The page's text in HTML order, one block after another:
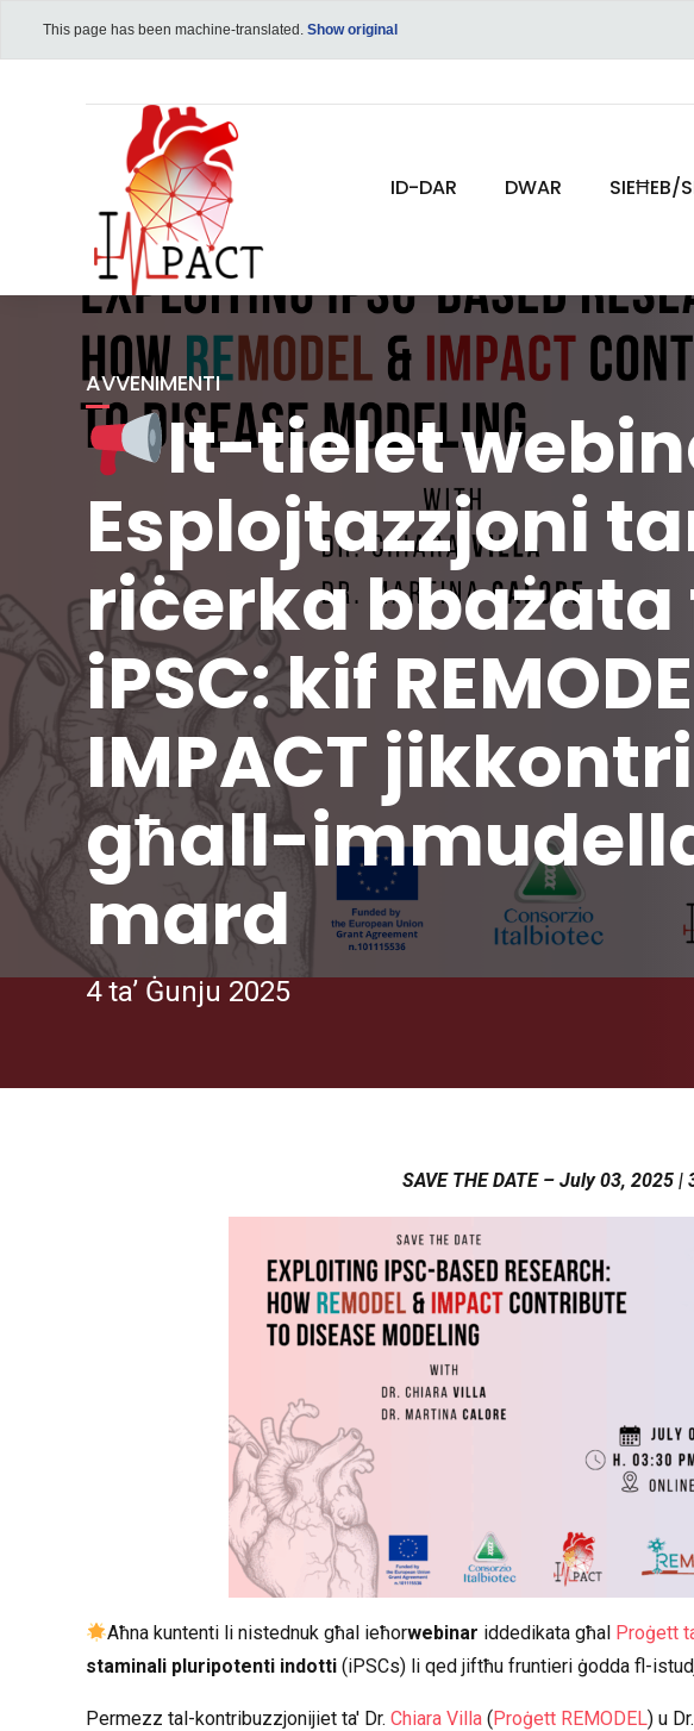
This page has been machine-translated. Show original
ID-DAR DWAR SIEĦEB/
AVVENIMENTI
It-tielet
Esplojtazzjoni
riċerka bbażata
iPSC: kif
IMPACT
għall-
mard
4 ta’ Ġunju 2025
SAVE THE DATE – July 03, 2025 |
Aħna kuntenti li nistednuk għal ieħorwebinar iddedikata għal Proġett
staminali pluripotenti indotti (iPSCs) li qed jiftħu fruntieri ġodda fl-
Permezz tal-kontribuzzjonijiet ta' Dr. Chiara Villa (Proġett REMODEL) u Dr.